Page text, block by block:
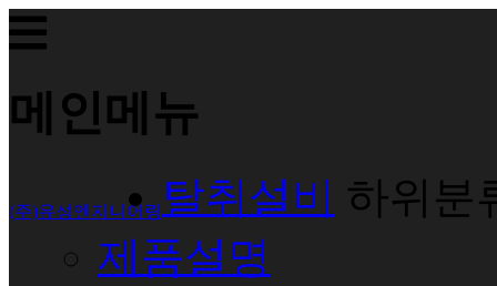
메인메뉴
(주)유성엔지니어링 탈취설비 하위분
제품설명